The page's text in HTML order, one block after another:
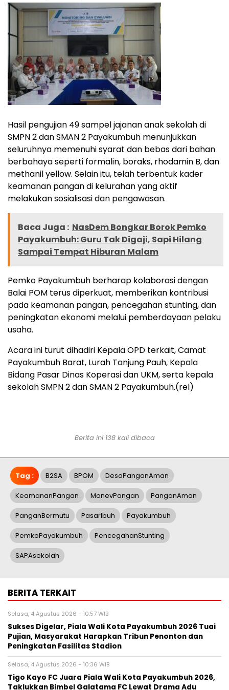
Hasil pengujian 49 sampel jajanan anak sekolah di
SMPN 2 dan SMAN 2 Payakumbuh menunjukkan
seluruhnya memenuhi syarat dan bebas dari bahan
berbahaya seperti formalin, boraks, rhodamin B, dan
methanil yellow. Selain itu, telah terbentuk kader
keamanan pangan di kelurahan yang aktif
melakukan sosialisasi dan pengawasan.
Baca Juga : NasDem Bongkar Borok Pemko
Payakumbuh: Guru Tak Digaji, Sapi Hilang
Sampai Tempat Hiburan Malam
Pemko Payakumbuh berharap kolaborasi dengan
Balai POM terus diperkuat, memberikan kontribusi
pada keamanan pangan, pencegahan stunting, dan
peningkatan ekonomi melalui pemberdayaan pelaku
usaha.
Acara ini turut dihadiri Kepala OPD terkait, Camat
Payakumbuh Barat, Lurah Tanjung Pauh, Kepala
Bidang Pasar Dinas Koperasi dan UKM, serta kepala
sekolah SMPN 2 dan SMAN 2 Payakumbuh.(rel)
Berita ini 138 kali dibaca
Tag : B2SA BPOM DesaPanganAman
KeamananPangan MonevPangan PanganAman
PanganBermutu PasarIbuh Payakumbuh
PemkoPayakumbuh PencegahanStunting
SAPAsekolah
BERITA TERKAIT
Selasa, 4 Agustus 2026 - 10:57 WIB
Sukses Digelar, Piala Wali Kota Payakumbuh 2026 Tuai
Pujian, Masyarakat Harapkan Tribun Penonton dan
Peningkatan Fasilitas Stadion
Selasa, 4 Agustus 2026 - 10:36 WIB
Tigo Kayo FC Juara Piala Wali Kota Payakumbuh 2026,
Taklukkan Bimbel Galatama FC Lewat Drama Adu